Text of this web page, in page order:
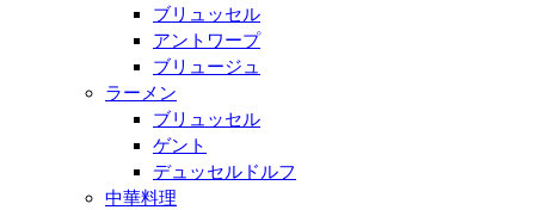
ブリュッセル
アントワープ
ブリュージュ
ラーメン
ブリュッセル
ゲント
デュッセルドルフ
中華料理